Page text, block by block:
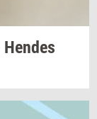
Hen­des